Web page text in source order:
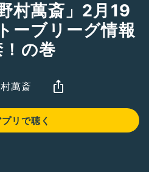
村萬斎」2月19
ーブリーグ情報
の巻
萬斎
プリで聴く